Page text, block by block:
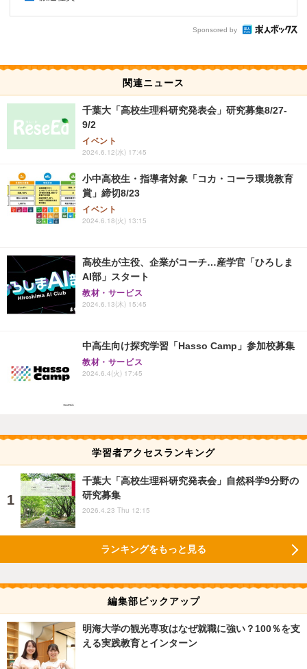
Sponsored by
関連ニュース
千葉大「高校生理科研究発表会」研究募集8/27-
9/2
イベント
2024.6.12(水) 17:45
小中高校生・指導者対象「コカ・コーラ環境教育
賞」締切8/23
イベント
2024.6.18(火) 13:15
高校生が主役、企業がコーチ…産学官「ひろしま
AI部」スタート
教材・サービス
2024.6.13(木) 15:45
中高生向け探究学習「Hasso Camp」参加校募集
教材・サービス
2024.6.4(火) 17:45
学習者アクセスランキング
千葉大「高校生理科研究発表会」自然科学9分野の
研究募集
2026.4.23 Thu 12:15
ランキングをもっと見る
編集部ピックアップ
明海大学の観光専攻はなぜ就職に強い？100％を支
える実践教育とインターン